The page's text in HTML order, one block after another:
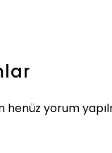
henüz yorum